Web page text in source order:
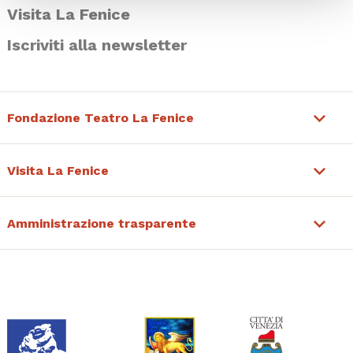
Visita La Fenice
Iscriviti alla newsletter
Fondazione Teatro La Fenice
Visita La Fenice
Amministrazione trasparente